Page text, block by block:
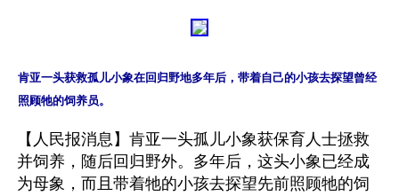
肯亚一头获救孤儿小象在回归野地多年后，带着自己的小孩去探望曾经
【人民报消息】肯亚一头孤儿小象获保育人士拯救
并饲养，随后回归野外。多年后，这头小象已经成
为母象，而且带着牠的小孩去探望先前照顾牠的饲